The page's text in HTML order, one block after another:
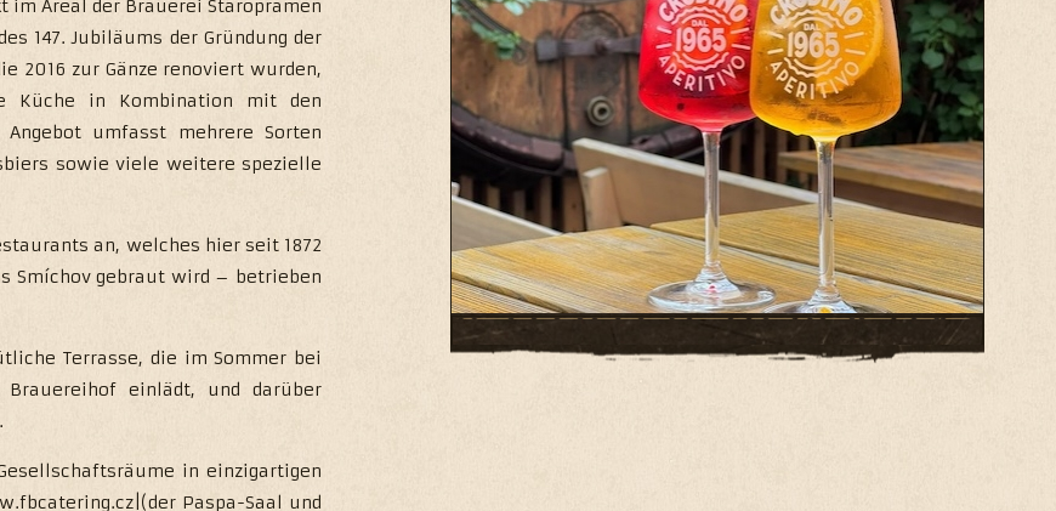
im Areal der Brauerei Staropramen
147. Jubiläums der Gründung der
2016 zur Gänze renoviert wurden,
Küche in Kombination mit den
umfasst mehrere Sorten
sowie viele weitere spezielle
an, welches hier seit 1872
Smíchov gebraut wird – betrieben
Terrasse, die im Sommer bei
Brauereihof einlädt, und darüber
in einzigartigen
Paspa-Saal und
LUNCH MENU